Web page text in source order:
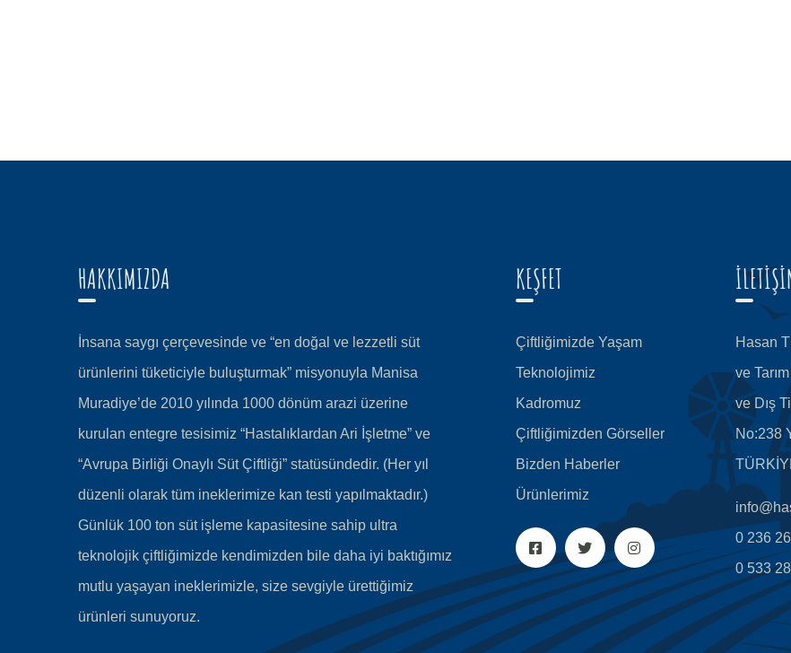
HAKKIMIZDA
İnsana saygı çerçevesinde ve “en doğal ve lezzetli süt
ürünlerini tüketiciyle buluşturmak” misyonuyla Manisa
Muradiye’de 2010 yılında 1000 dönüm arazi üzerine
kurulan entegre tesisimiz “Hastalıklardan Ari İşletme” ve
“Avrupa Birliği Onaylı Süt Çiftliği” statüsündedir. (Her yıl
düzenli olarak tüm ineklerimize kan testi yapılmaktadır.)
Günlük 100 ton süt işleme kapasitesine sahip ultra
teknolojik çiftliğimizde kendimizden bile daha iyi baktığımız
mutlu yaşayan ineklerimizle, size sevgiyle ürettiğimiz
ürünleri sunuyoruz.
KEŞFET
Çiftliğimizde Yaşam
Teknolojimiz
Kadromuz
Çiftliğimizden Görseller
Bizden Haberler
Ürünlerimiz
Hasan
ve
ve Dış
No:238
0 236
0 533